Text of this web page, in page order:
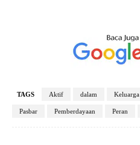
TAGS Aktif dalam Keluarga
Pasbar Pemberdayaan Peran